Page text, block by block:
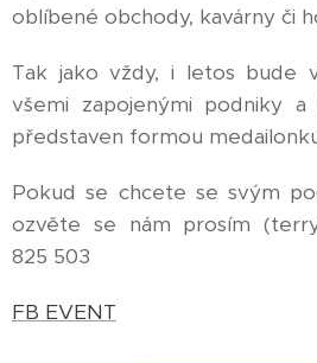
oblíbené obchody, kavárny či
Tak jako vždy, i letos bude
všemi zapojenými podniky
představen formou
Pokud se chcete se svým
ozvěte se nám prosím
825 503
FB EVENT